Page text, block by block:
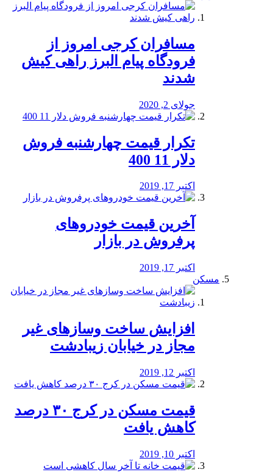
مسافران کرجی امروز از
فرودگاه پیام البرز راهی کیش
شدند
جولای 2, 2020
تکرار قیمت چهارشنبه فروش
دلار 11 400
اکتبر 17, 2019
آخرین قیمت خودرو‌های
پرفروش در بازار
اکتبر 17, 2019
مسکن
افزایش ساخت وسازهای غیر
مجاز در خیابان زیبادشت
اکتبر 12, 2019
️قیمت مسکن در کرج ۳۰ درصد
کاهش یافت
اکتبر 10, 2019